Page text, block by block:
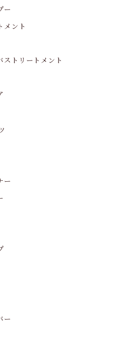
ー
メント
ストリートメント
ー
ー